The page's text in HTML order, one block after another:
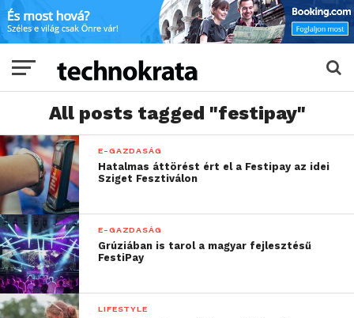
All posts tagged "festipay"
E-GAZDASÁG
Hatalmas áttörést ért el a Festipay az idei
Sziget Fesztiválon
E-GAZDASÁG
Grúziában is tarol a magyar fejlesztésű
FestiPay
LIFESTYLE